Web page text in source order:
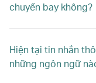
chuyến bay không?
Hiện tại tin nhắn
những ngôn ngữ